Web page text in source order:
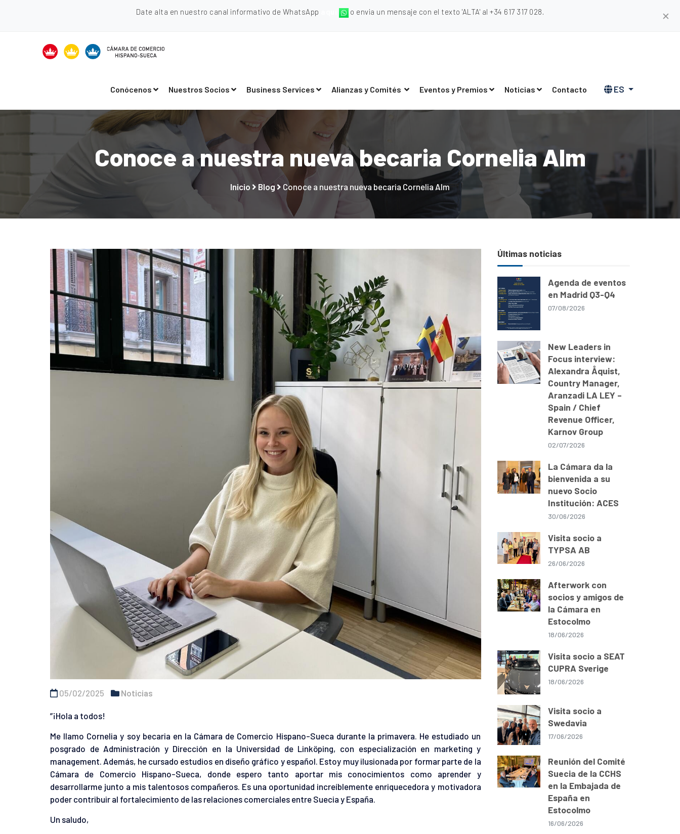
Date alta en nuestro canal informativo de WhatsApp o envia un mensaje con el texto 'ALTA' al +34 617 317 028. ✕
Conócenos Nuestros Socios Business Services Alianzas y Comités Eventos y Premios Noticias Contacto ES
Conoce a nuestra nueva becaria Cornelia Alm
Inicio Blog Conoce a nuestra nueva becaria Cornelia Alm
05/02/2025 Noticias
”¡Hola a todos!
Me llamo Cornelia y soy becaria en la Cámara de Comercio Hispano-Sueca durante la primavera. He estudiado un
posgrado de Administración y Dirección en la Universidad de Linköping, con especialización en marketing y
management. Además, he cursado estudios en diseño gráfico y español. Estoy muy ilusionada por formar parte de la
Cámara de Comercio Hispano-Sueca, donde espero tanto aportar mis conocimientos como aprender y
desarrollarme junto a mis talentosos compañeros. Es una oportunidad increíblemente enriquecedora y motivadora
poder contribuir al fortalecimiento de las relaciones comerciales entre Suecia y España.
Un saludo,
Últimas noticias
Agenda de eventos
en Madrid Q3-Q4
07/08/2026
New Leaders in
Focus interview:
Alexandra Åquist,
Country Manager,
Aranzadi LA LEY –
Spain / Chief
Revenue Officer,
Karnov Group
02/07/2026
La Cámara da la
bienvenida a su
nuevo Socio
Institución: ACES
30/06/2026
Visita socio a
TYPSA AB
26/06/2026
Afterwork con
socios y amigos de
la Cámara en
Estocolmo
18/06/2026
Visita socio a SEAT
CUPRA Sverige
18/06/2026
Visita socio a
Swedavia
17/06/2026
Reunión del Comité
Suecia de la CCHS
en la Embajada de
España en
Estocolmo
16/06/2026